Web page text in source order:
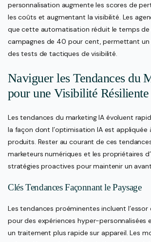
personnalisation augmente les scores de
les coûts et augmentant la visibilité. Les
que cette automatisation réduit le temps
campagnes de 40 pour cent, permettant un
des tests de tactiques de visibilité.
Naviguer les Tendances du
pour une Visibilité
Les tendances du marketing IA évoluent
la façon dont l’optimisation IA est appliquée
produits. Rester au courant de ces
marketeurs numériques et les propriétaires
stratégies proactives pour maintenir un
Clés Tendances Façonnant le Paysage
Les tendances proéminentes incluent l’essor
pour des expériences hyper-personnalisées
un traitement plus rapide sur appareil. Les